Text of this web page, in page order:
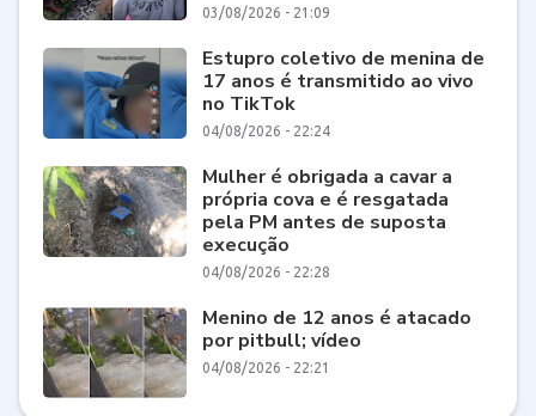
03/08/2026 - 21:09
Estupro coletivo de menina de
17 anos é transmitido ao vivo
no TikTok
04/08/2026 - 22:24
Mulher é obrigada a cavar a
própria cova e é resgatada
pela PM antes de suposta
execução
04/08/2026 - 22:28
Menino de 12 anos é atacado
por pitbull; vídeo
04/08/2026 - 22:21